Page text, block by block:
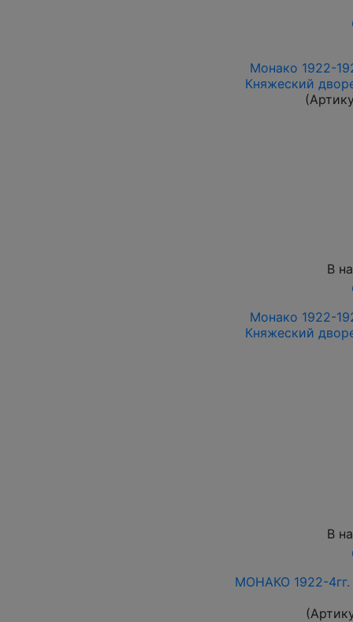
Монако 1922-
Княжеский
В
Монако 1922-
Княжеский
В
МОНАКО 1922-4гг.